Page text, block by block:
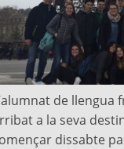
de llengua
a la seva
dissabte